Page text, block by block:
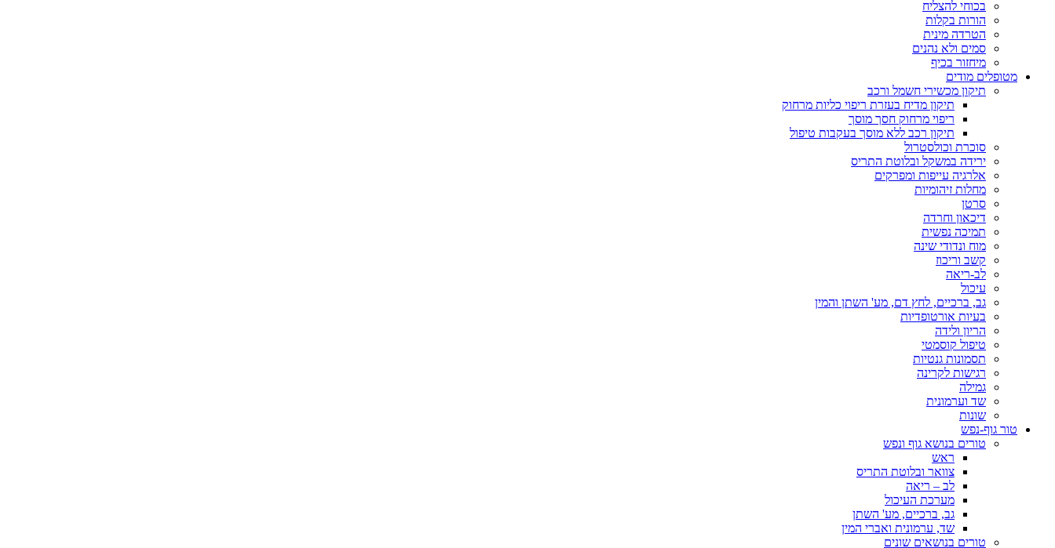
בכוחי להצליח
הורות בקלות
הטרדה מינית
סמים ולא נהנים
מיחזור בכיף
מטופלים מודים
תיקון מכשירי חשמל ורכב
תיקון מדיח בעזרת ריפוי כליות מרחוק
ריפוי מרחוק חסך מוסך
תיקון רכב ללא מוסך בעקבות טיפול
סוכרת וכולסטרול
ירידה במשקל ובלוטת התריס
אלרגיה עייפות ומפרקים
מחלות זיהומיות
סרטן
דיכאון וחרדה
תמיכה נפשית
מוח ונדודי שינה
קשב וריכוז
לב-ריאה
עיכול
גב, ברכיים, לחץ דם, מע' השתן והמין
בעיות אורטופדיות
הריון ולידה
טיפול קוסמטי
תסמונות גנטיות
רגישות לקרינה
גמילה
שד וערמונית
שונות
טור גוף-נפש
טורים בנושא גוף ונפש
ראש
צוואר ובלוטת התריס
לב – ריאה
מערכת העיכול
גב, ברכיים, מע' השתן
שד, ערמונית ואברי המין
טורים בנושאים שונים